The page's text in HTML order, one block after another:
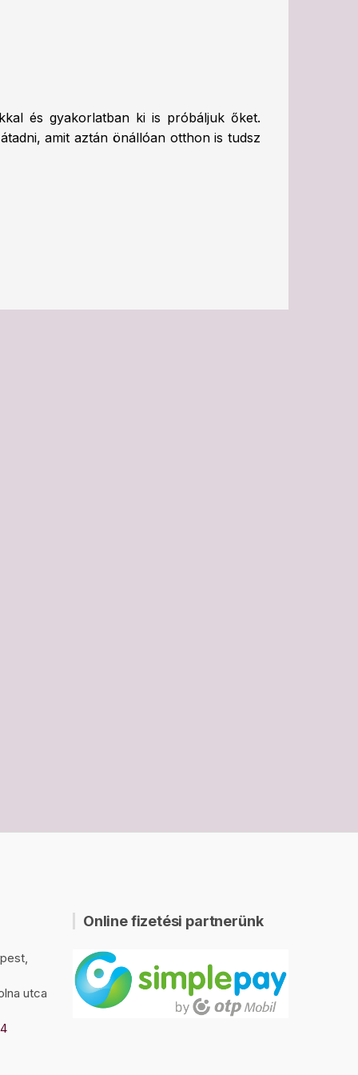
és gyakorlatban ki is próbáljuk őket.
amit aztán önállóan otthon is tudsz
utca
Online fizetési partnerünk